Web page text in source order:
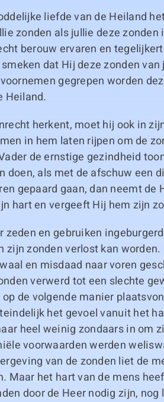
liefde van de Heiland
zonden als jullie deze
berouw ervaren en
dat Hij deze zonden
gegrepen worden
Heiland.
herkent, moet hij ook in
in hem laten rijpen om de
de ernstige gezindheid
doen, als met de afschuw een
gepaard gaan, dan neemt de
hart en vergeeft Hij hem zijn
zeden en gebruiken
zijn zonden verlost kan worden.
en misdaad naar voren
verwerd tot een slechte
de volgende manier
het gevoel vanuit het
heel weinig zondaars in om
voorwaarden werden
van de zonden liet de
Maar het hart van de mens
door de Heer nodig zijn, nog